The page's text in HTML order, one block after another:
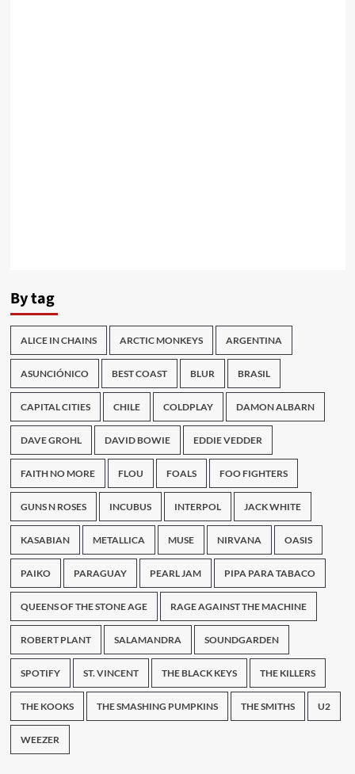
By tag
ALICE IN CHAINS ARCTIC MONKEYS ARGENTINA
ASUNCIÓNICO BEST COAST BLUR BRASIL
CAPITAL CITIES CHILE COLDPLAY DAMON ALBARN
DAVE GROHL DAVID BOWIE EDDIE VEDDER
FAITH NO MORE FLOU FOALS FOO FIGHTERS
GUNS N ROSES INCUBUS INTERPOL JACK WHITE
KASABIAN METALLICA MUSE NIRVANA OASIS
PAIKO PARAGUAY PEARL JAM PIPA PARA TABACO
QUEENS OF THE STONE AGE RAGE AGAINST THE MACHINE
ROBERT PLANT SALAMANDRA SOUNDGARDEN
SPOTIFY ST. VINCENT THE BLACK KEYS THE KILLERS
THE KOOKS THE SMASHING PUMPKINS THE SMITHS U2
WEEZER